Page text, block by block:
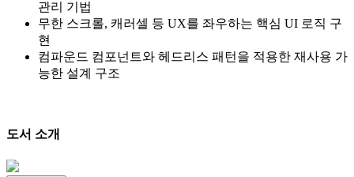
관리 기법
무한 스크롤, 캐러셀 등 UX를 좌우하는 핵심 UI 로직 구
현
컴파운드 컴포넌트와 헤드리스 패턴을 적용한 재사용 가
능한 설계 구조
도서 소개